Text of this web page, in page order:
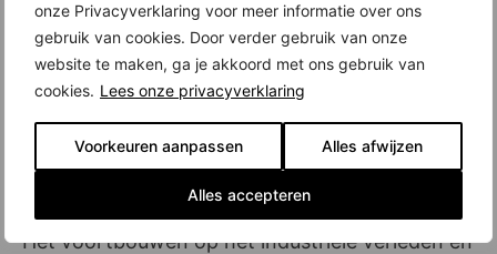
onze Privacyverklaring voor meer informatie over ons
gebruik van cookies. Door verder gebruik van onze
website te maken, ga je akkoord met ons gebruik van
cookies. Lees onze privacyverklaring
Voorkeuren aanpassen Alles afwijzen
Alles accepteren
verschillende blokken zich duidelijk
onderscheiden van elkaar verwijzen de
sprekende contouren van de woningen naar de
paar overgebleven industriële loodsen op de
Buiksloterham. Dit wordt versterkt door gebruik
te maken van materialen als baksteen, zink en
slanke aluminium kozijnen.
Het voortbouwen op het industriële verleden en